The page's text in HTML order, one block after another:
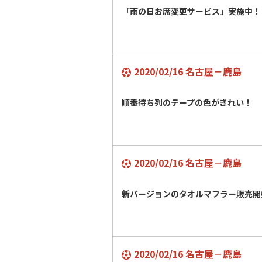
「雨の日お席変更サービス」実施中！
2020/02/16 名古屋－鹿島
順番待ち列のテープの色がきれい！
2020/02/16 名古屋－鹿島
新バージョンのタオルマフラー販売
2020/02/16 名古屋－鹿島